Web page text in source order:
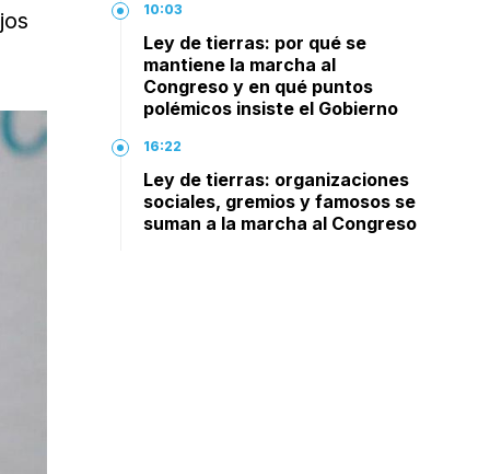
10:03
Ley de tierras: por qué se
mantiene la marcha al
Congreso y en qué puntos
polémicos insiste el Gobierno
16:22
Ley de tierras: organizaciones
sociales, gremios y famosos se
suman a la marcha al Congreso